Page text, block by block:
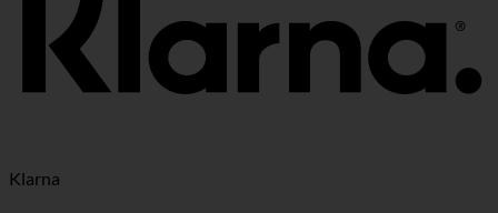
Klarna